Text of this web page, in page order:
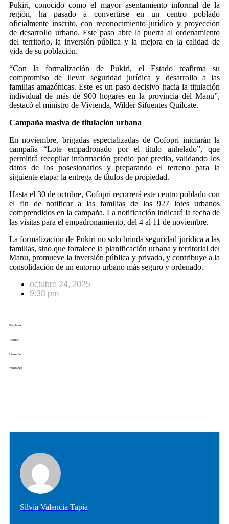
Pukiri, conocido como el mayor asentamiento informal de la
región, ha pasado a convertirse en un centro poblado
oficialmente inscrito, con reconocimiento jurídico y proyección
de desarrollo urbano. Este paso abre la puerta al ordenamiento
del territorio, la inversión pública y la mejora en la calidad de
vida de su población.
“Con la formalización de Pukiri, el Estado reafirma su
compromiso de llevar seguridad jurídica y desarrollo a las
familias amazónicas. Este es un paso decisivo hacia la titulación
individual de más de 900 hogares en la provincia del Manu”,
destacó el ministro de Vivienda, Wilder Sifuentes Quilcate.
Campaña masiva de titulación urbana
En noviembre, brigadas especializadas de Cofopri iniciarán la
campaña “Lote empadronado por el título anhelado”, que
permitirá recopilar información predio por predio, validando los
datos de los posesionarios y preparando el terreno para la
siguiente etapa: la entrega de títulos de propiedad.
Hasta el 30 de octubre, Cofopri recorrerá este centro poblado con
el fin de notificar a las familias de los 927 lotes urbanos
comprendidos en la campaña. La notificación indicará la fecha de
las visitas para el empadronamiento, del 4 al 11 de noviembre.
La formalización de Pukiri no solo brinda seguridad jurídica a las
familias, sino que fortalece la planificación urbana y territorial del
Manu, promueve la inversión pública y privada, y contribuye a la
consolidación de un entorno urbano más seguro y ordenado.
octubre 24, 2025
9:38 pm
Facebook
Twitter
LinkedIn
WhatsApp
Silvia Valencia Tapia